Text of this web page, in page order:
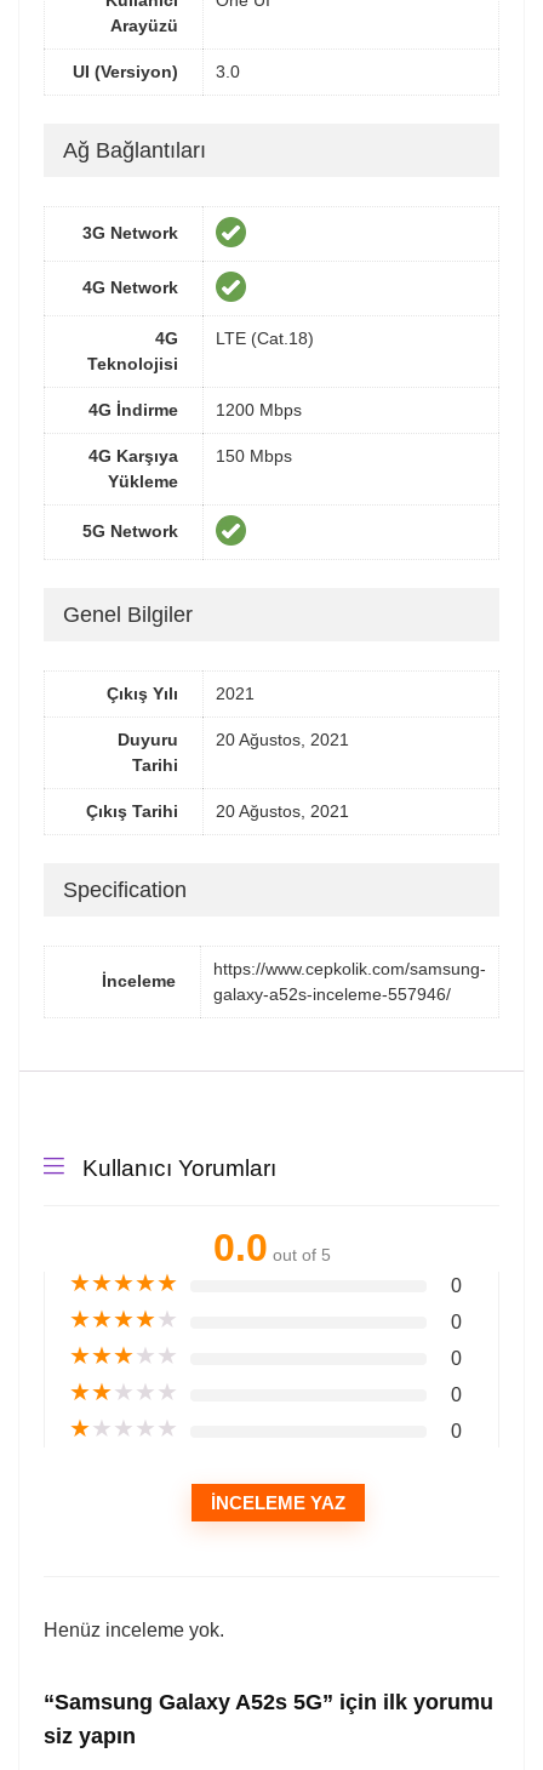
Arayüzü
UI (Versiyon) 3.0
Ağ Bağlantıları
3G Network
4G Network
4G
Teknolojisi
LTE (Cat.18)
4G İndirme 1200 Mbps
4G Karşıya
Yükleme
150 Mbps
5G Network
Genel Bilgiler
Çıkış Yılı 2021
Duyuru
Tarihi
20 Ağustos, 2021
Çıkış Tarihi 20 Ağustos, 2021
Specification
İnceleme
https://www.cepkolik.com/samsung-
galaxy-a52s-inceleme-557946/
Kullanıcı Yorumları
0.0 out of 5
★★★★★ 0
★★★★★ 0
★★★★★ 0
★★★★★ 0
★★★★★ 0
İNCELEME YAZ
Henüz inceleme yok.
“Samsung Galaxy A52s 5G” için ilk yorumu
siz yapın